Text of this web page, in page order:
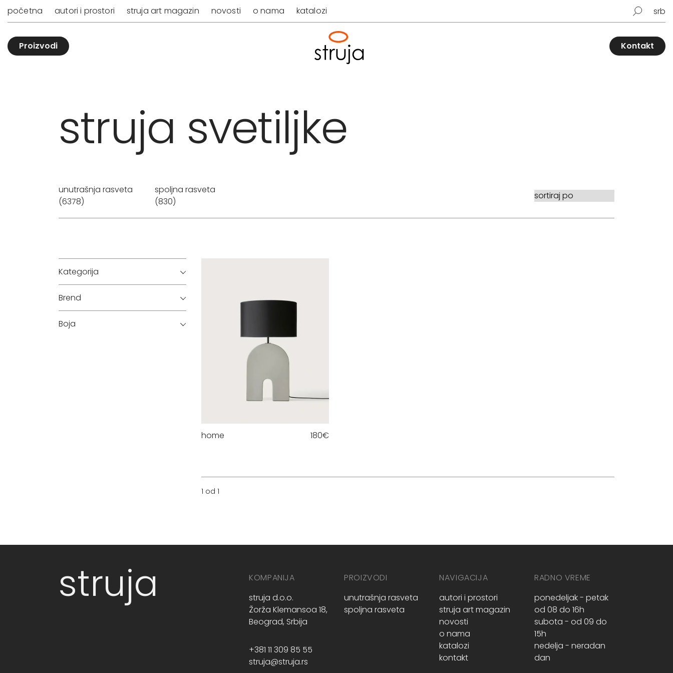
početna autori i prostori struja art magazin novosti o nama katalozi srb
Proizvodi Kontakt
struja svetiljke
unutrašnja rasveta
(6378)
spoljna rasveta
(830)
Kategorija
Brend
Boja
home 180€
1 od 1
struja
KOMPANIJA
struja d.o.o.
Žorža Klemansoa 18,
Beograd, Srbija
+381 11 309 85 55
struja@struja.rs
PROIZVODI
unutrašnja rasveta
spoljna rasveta
NAVIGACIJA
autori i prostori
struja art magazin
novosti
o nama
katalozi
kontakt
RADNO VREME
ponedeljak - petak
od 08 do 16h
subota - od 09 do
15h
nedelja - neradan
dan